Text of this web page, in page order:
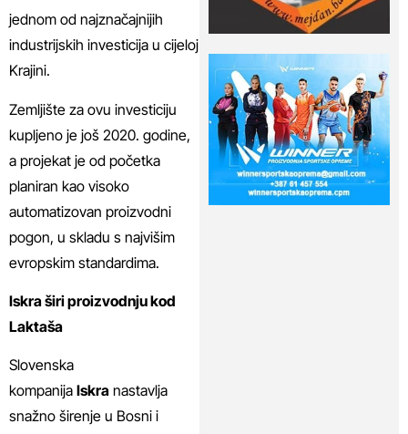
jednom od najznačajnijih
industrijskih investicija u cijeloj
Krajini.
Zemljište za ovu investiciju
kupljeno je još 2020. godine,
a projekat je od početka
planiran kao visoko
automatizovan proizvodni
pogon, u skladu s najvišim
evropskim standardima.
Iskra širi proizvodnju kod
Laktaša
Slovenska
kompanija Iskra nastavlja
snažno širenje u Bosni i